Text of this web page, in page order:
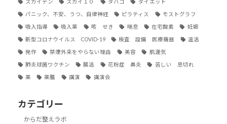
スカイテン スカイ１０ タバコ ダイエット
パニック、不安、うつ、自律神経 ピラティス モストグラフ
吸入指導 吸入薬 咳 せき 喘息 在宅酸素 妊娠
新型コロナウイルス COVID-19 検査 設備 医療機器 温活
発作 禁煙外来をやらない理由 美容 肌運気
肺炎球菌ワクチン 腸活 花粉症 鼻炎 苦しい 息切れ
薬 薬膳 講演 講演会
カテゴリー
からだ整えラボ